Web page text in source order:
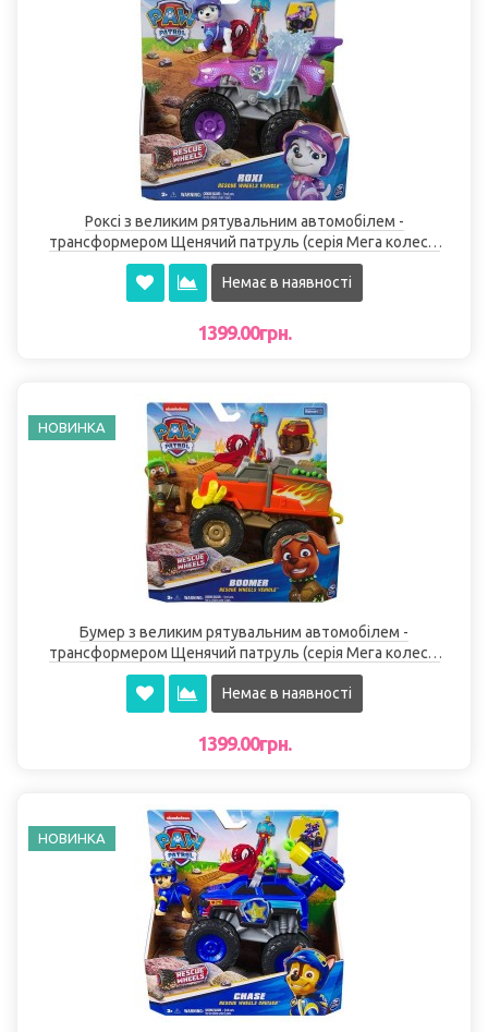
Роксі з великим рятувальним автомобілем -
трансформером Щенячий патруль (серія Мега колеса)
Spin Master
Немає в наявності
1399.00грн.
НОВИНКА
Бумер з великим рятувальним автомобілем -
трансформером Щенячий патруль (серія Мега колеса)
Spin Master
Немає в наявності
1399.00грн.
НОВИНКА